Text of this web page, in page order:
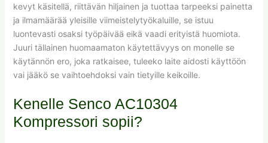
kevyt käsitellä, riittävän hiljainen ja tuottaa tarpeeksi painetta
ja ilmamäärää yleisille viimeistelytyökaluille, se istuu
luontevasti osaksi työpäivää eikä vaadi erityistä huomiota.
Juuri tällainen huomaamaton käytettävyys on monelle se
käytännön ero, joka ratkaisee, tuleeko laite aidosti käyttöön
vai jääkö se vaihtoehdoksi vain tietyille keikoille.
Kenelle Senco AC10304
Kompressori sopii?